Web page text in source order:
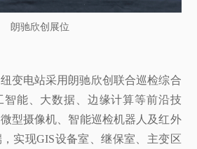
朗驰欣创展位
变电站采用朗驰欣创联合巡检综合
智能、大数据、边缘计算等前沿技
型摄像机、智能巡检机器人及红外
实现GIS设备室、继保室、主变区